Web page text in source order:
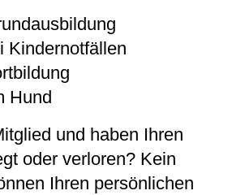
Kindernotfällen
Hund
und haben Ihren
oder verloren? Kein
Ihren persönlichen